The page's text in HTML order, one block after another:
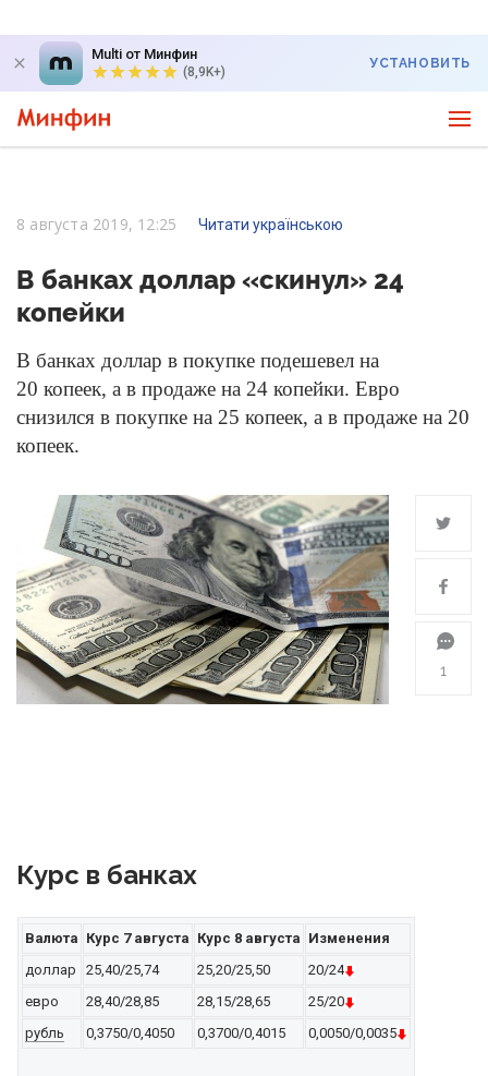
Multi от Минфин
(8,9K+)
УСТАНОВИТЬ
8 августа 2019, 12:25 Читати українською
В банках доллар «скинул» 24
копейки
В банках доллар в покупке подешевел на
20 копеек, а в продаже на 24 копейки. Евро
снизился в покупке на 25 копеек, а в продаже на 20
копеек.
1
Курс в банках
Валюта Курс 7 августа Курс 8 августа Изменения
доллар
25,40/25,74 25,20/25,50
20/24
евро
28,40/28,85 28,15/28,65
25/20
рубль
0,3750/0,4050 0,3700/0,4015 0,0050/0,0035